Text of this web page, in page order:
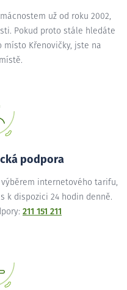
už od roku 2002,
Pokud proto stále hledáte
Křenovičky, jste na
podpora
internetového tarifu,
k dispozici 24 hodin denně.
211 151 211